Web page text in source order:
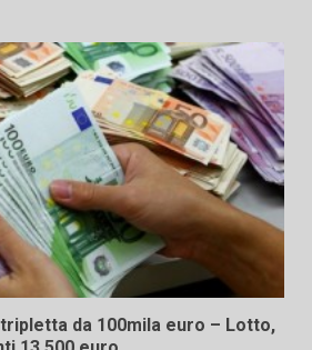
da 100mila euro – Lotto,